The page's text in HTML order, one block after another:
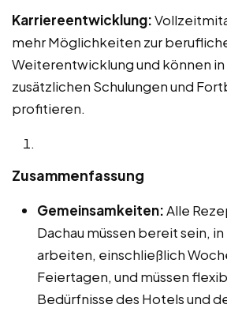
Karriereentwicklung:
mehr Möglichkeiten zur
Weiterentwicklung und können in
zusätzlichen Schulungen und
profitieren.
Zusammenfassung
Gemeinsamkeiten:Alle
Dachau müssen bereit sein,
arbeiten, einschließlich
Feiertagen, und müssen
Bedürfnisse des Hotels und